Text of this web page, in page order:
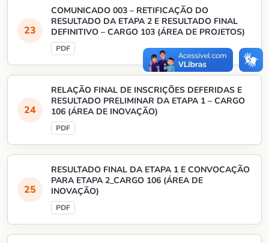
COMUNICADO 003 – RETIFICAÇÃO DO
RESULTADO DA ETAPA 2 E RESULTADO FINAL
DEFINITIVO – CARGO 103 (ÁREA DE PROJETOS)
RELAÇÃO FINAL DE INSCRIÇÕES DEFERIDAS E
RESULTADO PRELIMINAR DA ETAPA 1 – CARGO
106 (ÁREA DE INOVAÇÃO)
RESULTADO FINAL DA ETAPA 1 E CONVOCAÇÃO
PARA ETAPA 2_CARGO 106 (ÁREA DE
INOVAÇÃO)